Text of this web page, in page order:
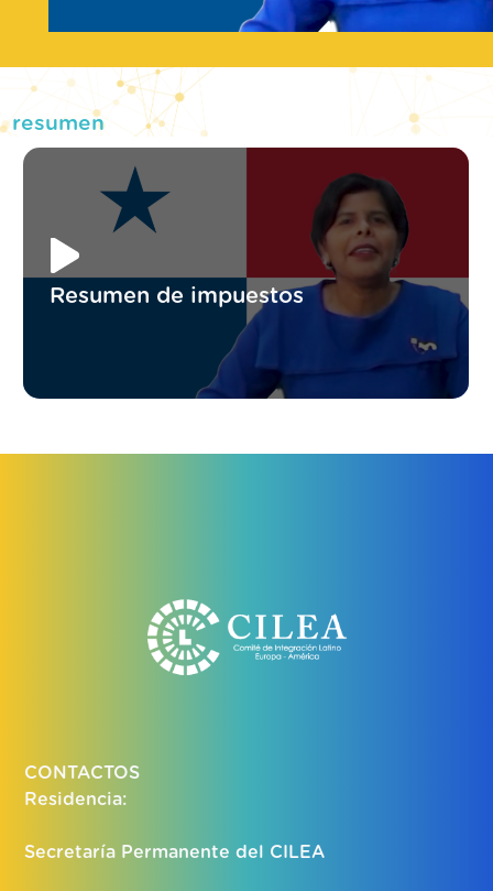
resumen
Resumen de impuestos
CONTACTOS
Residencia:
Secretaría Permanente del CILEA